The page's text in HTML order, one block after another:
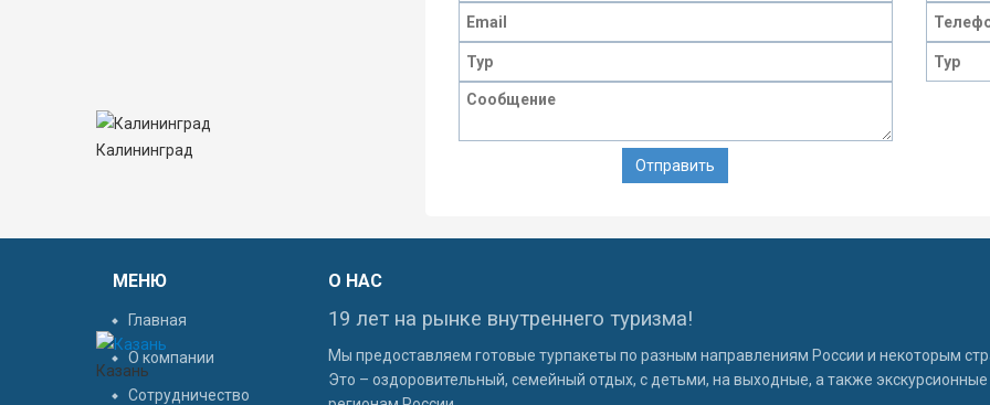
Калининград
Казань
МЕНЮ
Главная
О компании
Сотрудничество
О НАС
19 лет на рынке внутреннего туризма!
Мы предоставляем готовые турпакеты по разным направлениям России и некоторым
Это – оздоровительный, семейный отдых, с детьми, на выходные, а также